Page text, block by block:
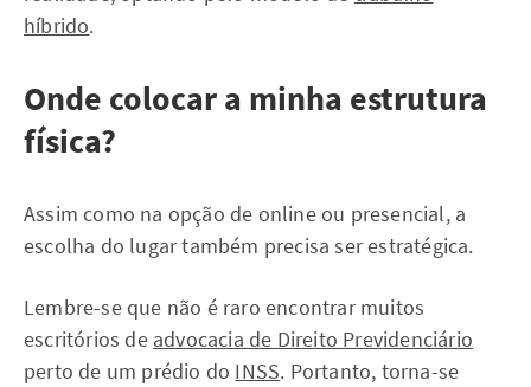
híbrido.
Onde colocar a minha estrutura
física?
Assim como na opção de online ou presencial, a
escolha do lugar também precisa ser estratégica.
Lembre-se que não é raro encontrar muitos
escritórios de advocacia de Direito Previdenciário
perto de um prédio do INSS. Portanto, torna-se